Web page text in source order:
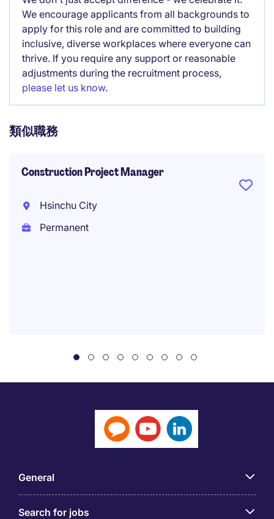
We encourage applicants from all backgrounds to
apply for this role and are committed to building
inclusive, diverse workplaces where everyone can
thrive. If you require any support or reasonable
adjustments during the recruitment process,
please let us know.
類似職務
Construction Project Manager
Hsinchu City
Permanent
General
Search for jobs